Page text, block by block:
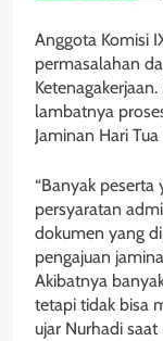
Anggota Komisi
permasalahan
lambatnya
Jaminan Hari Tua
“Banyak
persyaratan
dokumen yang
pengajuan
Akibatnya
tetapi tidak bisa
ujar Nurhadi